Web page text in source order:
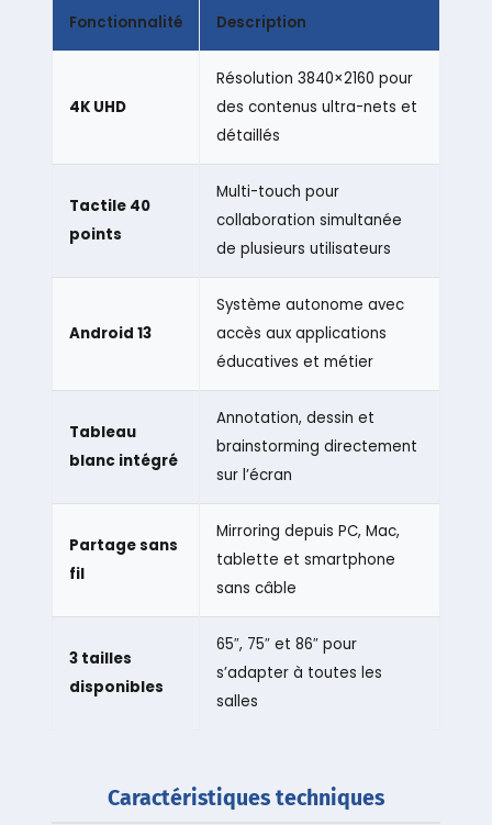
Fonctionnalité Description
4K UHD
Résolution 3840×2160 pour
des contenus ultra-nets et
détaillés
Tactile 40
points
Multi-touch pour
collaboration simultanée
de plusieurs utilisateurs
Android 13
Système autonome avec
accès aux applications
éducatives et métier
Tableau
blanc intégré
Annotation, dessin et
brainstorming directement
sur l’écran
Partage sans
fil
Mirroring depuis PC, Mac,
tablette et smartphone
sans câble
3 tailles
disponibles
65″, 75″ et 86″ pour
s’adapter à toutes les
salles
Caractéristiques techniques